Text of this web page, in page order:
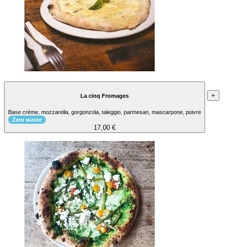
La cinq Fromages
Base crème, mozzarella, gorgonzola, taleggio, parmesan, mascarpone, poivre
Zero waste
17,00 €
+